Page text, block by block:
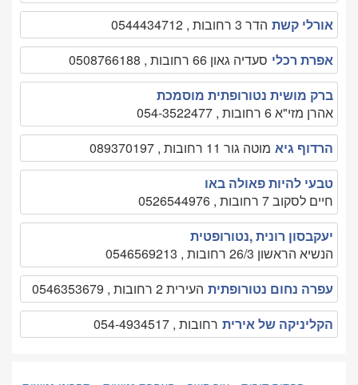
אורלי קשת הדר 3 רחובות , 0544434712
אפרת רכלי סעדיה גאון 66 רחובות , 0508766188
ברק מושית נטורופתית מוסמכת
אהרן מזי"א 6 רחובות , 054-3522477
הרדוף גיא מוטה גור 11 רחובות , 089370197
טבעי להיות פאולה באו
חיים לסקוב 7 רחובות , 0526544976
יעקבסון רונית ,נטורופטית
הנשיא הראשון 26/3 רחובות , 0546569213
עפרה נחום נטורופתית העירית 2 רחובות , 0546353679
הקליניקה של אירית רחובות , 054-4934517